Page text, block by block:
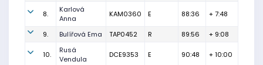
8.
Karlová
Anna
KAM0360 E 88:36 + 7:48
9. Bulířová Ema TAP0452 R 89:56 + 9:08
10.
Rusá
Vendula
DCE9353 E 90:48 + 10:00